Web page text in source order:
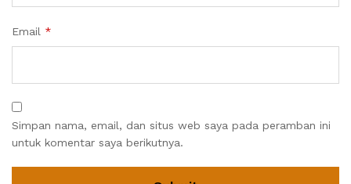
Email *
Simpan nama, email, dan situs web saya pada peramban ini
untuk komentar saya berikutnya.